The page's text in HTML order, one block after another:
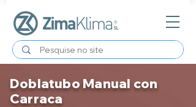
Doblatubo Manual con
Carraca